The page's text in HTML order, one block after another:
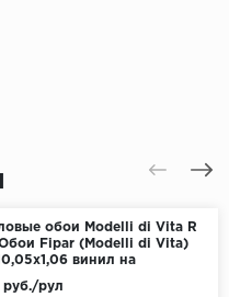
обои Modelli di Vita R
Fipar (Modelli di Vita)
винил на
рул